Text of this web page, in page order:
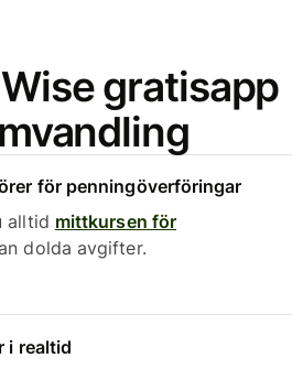
gratisapp
för penningöverföringar
alltid mittkursen för
dolda avgifter.
i realtid